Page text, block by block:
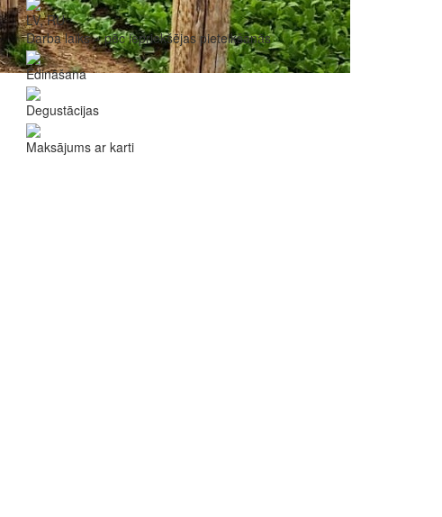
LV, RU
Darba laiks – pēc iepriekšējas pieteikšanās
Ēdināšana
Degustācijas
Maksājums ar karti